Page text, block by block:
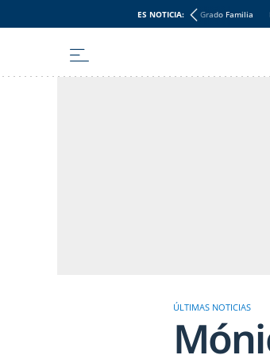
ES NOTICIA: Grado Familia
ÚLTIMAS NOTICIAS